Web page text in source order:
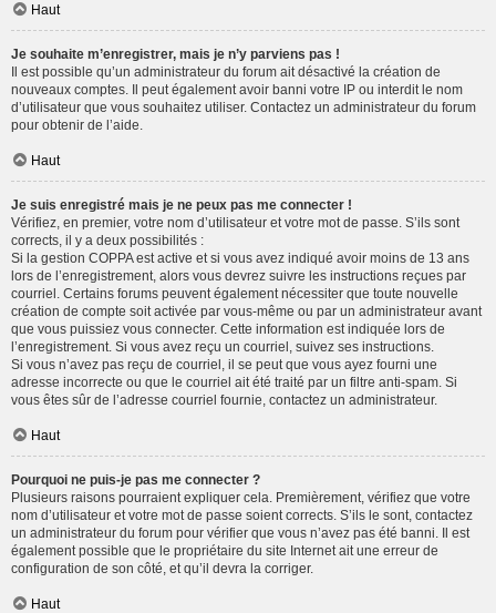
Haut
Je souhaite m’enregistrer, mais je n’y parviens pas !
Il est possible qu’un administrateur du forum ait désactivé la création de
nouveaux comptes. Il peut également avoir banni votre IP ou interdit le nom
d’utilisateur que vous souhaitez utiliser. Contactez un administrateur du forum
pour obtenir de l’aide.
Haut
Je suis enregistré mais je ne peux pas me connecter !
Vérifiez, en premier, votre nom d’utilisateur et votre mot de passe. S’ils sont
corrects, il y a deux possibilités :
Si la gestion COPPA est active et si vous avez indiqué avoir moins de 13 ans
lors de l’enregistrement, alors vous devrez suivre les instructions reçues par
courriel. Certains forums peuvent également nécessiter que toute nouvelle
création de compte soit activée par vous-même ou par un administrateur avant
que vous puissiez vous connecter. Cette information est indiquée lors de
l’enregistrement. Si vous avez reçu un courriel, suivez ses instructions.
Si vous n’avez pas reçu de courriel, il se peut que vous ayez fourni une
adresse incorrecte ou que le courriel ait été traité par un filtre anti-spam. Si
vous êtes sûr de l’adresse courriel fournie, contactez un administrateur.
Haut
Pourquoi ne puis-je pas me connecter ?
Plusieurs raisons pourraient expliquer cela. Premièrement, vérifiez que votre
nom d’utilisateur et votre mot de passe soient corrects. S’ils le sont, contactez
un administrateur du forum pour vérifier que vous n’avez pas été banni. Il est
également possible que le propriétaire du site Internet ait une erreur de
configuration de son côté, et qu’il devra la corriger.
Haut